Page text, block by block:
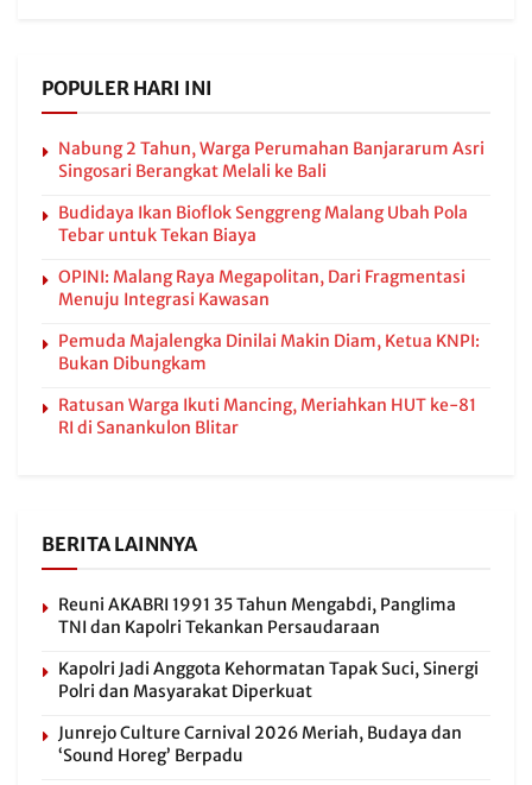
POPULER HARI INI
Nabung 2 Tahun, Warga Perumahan Banjararum Asri
Singosari Berangkat Melali ke Bali
Budidaya Ikan Bioflok Senggreng Malang Ubah Pola
Tebar untuk Tekan Biaya
OPINI: Malang Raya Megapolitan, Dari Fragmentasi
Menuju Integrasi Kawasan
Pemuda Majalengka Dinilai Makin Diam, Ketua KNPI:
Bukan Dibungkam
Ratusan Warga Ikuti Mancing, Meriahkan HUT ke-81
RI di Sanankulon Blitar
BERITA LAINNYA
Reuni AKABRI 1991 35 Tahun Mengabdi, Panglima
TNI dan Kapolri Tekankan Persaudaraan
Kapolri Jadi Anggota Kehormatan Tapak Suci, Sinergi
Polri dan Masyarakat Diperkuat
Junrejo Culture Carnival 2026 Meriah, Budaya dan
‘Sound Horeg’ Berpadu